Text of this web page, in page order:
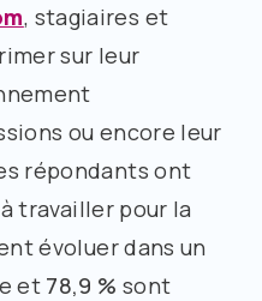
, stagiaires et
sur leur
ou encore leur
répondants ont
travailler pour la
évoluer dans un
et 78,9 % sont